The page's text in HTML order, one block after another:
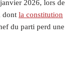
2026, lors de
dont la constitution
du parti perd une